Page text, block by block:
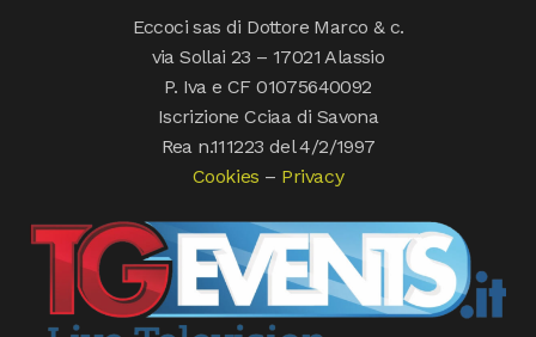
Eccoci sas di Dottore Marco & c.
via Sollai 23 – 17021 Alassio
P. Iva e CF 01075640092
Iscrizione Cciaa di Savona
Rea n.111223 del 4/2/1997
Cookies – Privacy